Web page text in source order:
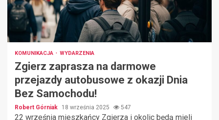
KOMUNIKACJA WYDARZENIA
Zgierz zaprasza na darmowe
przejazdy autobusowe z okazji Dnia
Bez Samochodu!
Robert Górniak 18 września 2025 547
22 września mieszkańcy Zgierza i okolic będą mieli